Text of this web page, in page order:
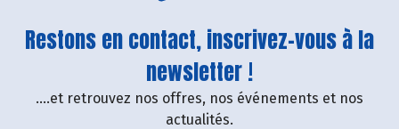
Restons en contact, inscrivez-vous à la
newsletter !
....et retrouvez nos offres, nos événements et nos
actualités.